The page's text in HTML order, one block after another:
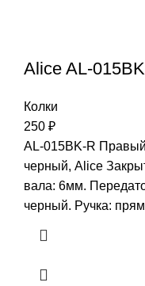
Alice AL-
Колки
250 ₽
AL-015BK-R
черный, Alice
вала: 6мм.
черный. Ручка: